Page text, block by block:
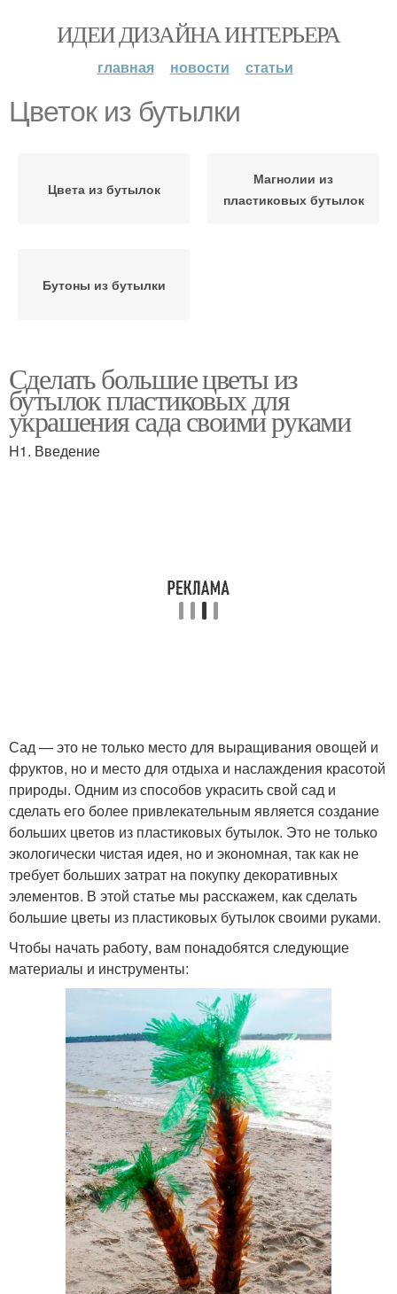
ИДЕИ ДИЗАЙНА ИНТЕРЬЕРА
главная новости статьи
Цветок из бутылки
Цвета из бутылок
Магнолии из
пластиковых бутылок
Бутоны из бутылки
Сделать большие цветы из
бутылок пластиковых для
украшения сада своими руками
H1. Введение
Сад — это не только место для выращивания овощей и
фруктов, но и место для отдыха и наслаждения красотой
природы. Одним из способов украсить свой сад и
сделать его более привлекательным является создание
больших цветов из пластиковых бутылок. Это не только
экологически чистая идея, но и экономная, так как не
требует больших затрат на покупку декоративных
элементов. В этой статье мы расскажем, как сделать
большие цветы из пластиковых бутылок своими руками.
Чтобы начать работу, вам понадобятся следующие
материалы и инструменты: